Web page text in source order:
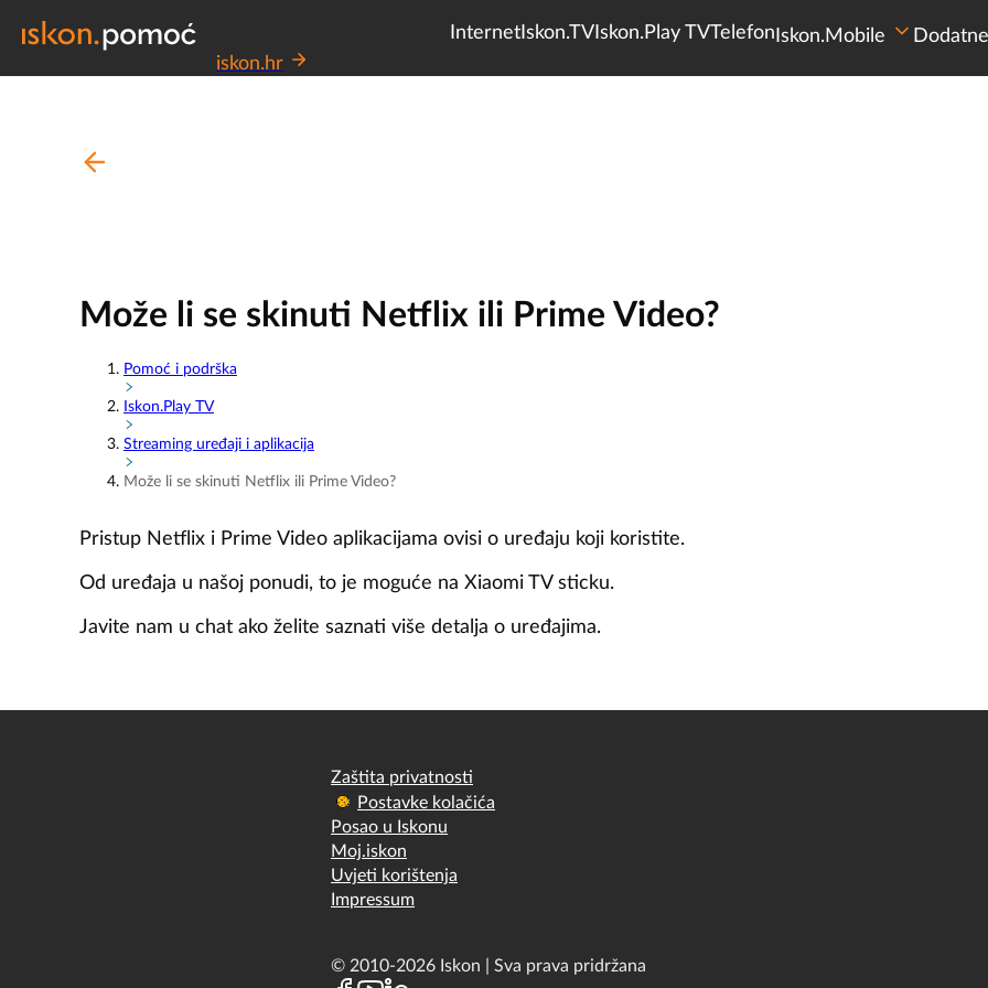
InternetIskon.TVIskon.Play TVTelefon Iskon.Mobile
iskon.hr
Može li se skinuti Netflix ili Prime Video?
Pomoć i podrška
Iskon.Play TV
Streaming uređaji i aplikacija
Može li se skinuti Netflix ili Prime Video?
Pristup Netflix i Prime Video aplikacijama ovisi o uređaju koji koristite.
Od uređaja u našoj ponudi, to je moguće na Xiaomi TV sticku.
Javite nam u chat ako želite saznati više detalja o uređajima.
Zaštita privatnosti
Postavke kolačića
Posao u Iskonu
Moj.iskon
Uvjeti korištenja
Impressum
© 2010-2026 Iskon | Sva prava pridržana